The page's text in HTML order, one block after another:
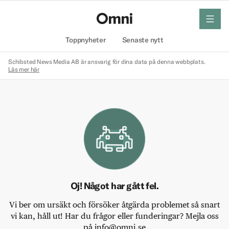
Toppnyheter Senaste nytt
meny
Schibsted News Media AB är ansvarig för dina data på denna webbplats.
Läs mer här
Oj! Något har gått fel.
Vi ber om ursäkt och försöker åtgärda problemet så snart
vi kan, håll ut! Har du frågor eller funderingar? Mejla oss